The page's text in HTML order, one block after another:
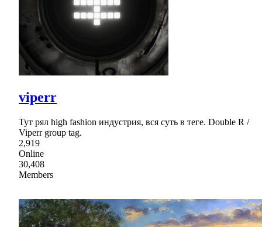
viperr
Тут рял high fashion индустрия, вся суть в теге. Double R /
Viperr group tag.
2,919
Online
30,408
Members